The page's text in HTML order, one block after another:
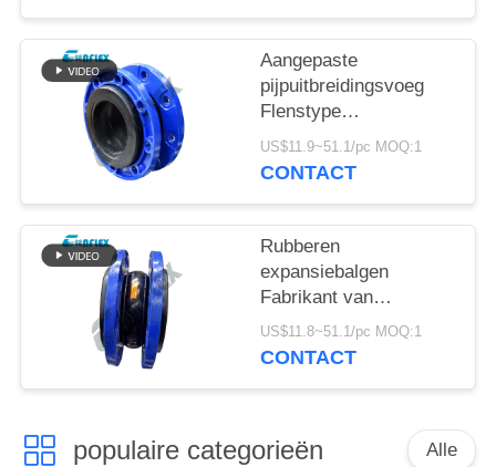
Aangepaste
pijpuitbreidingsvoeg
Flenstype
roestvrijstalen flexibele
verbinding
US$11.9~51.1/pc MOQ:1
CONTACT
Rubberen
expansiebalgen
Fabrikant van
geflensde rubberen
balgen
US$11.8~51.1/pc MOQ:1
CONTACT
populaire categorieën Alle